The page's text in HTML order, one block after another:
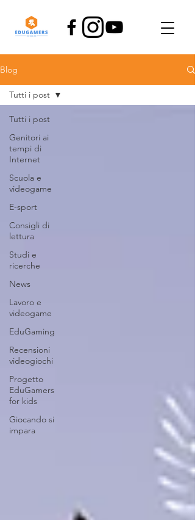
Blog
Tutti i post
Genitori ai
tempi di
Internet
Scuola e
videogame
E-sport
Consigli di
lettura
Studi e
ricerche
News
Lavoro e
videogame
EduGaming
Recensioni
videogiochi
Progetto
EduGamers
for kids
Giocando si
impara
Tutti i post